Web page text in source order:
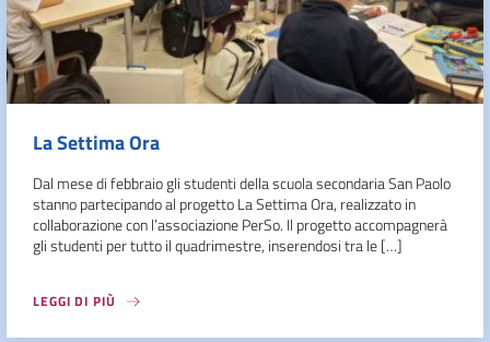
La Settima Ora
Dal mese di febbraio gli studenti della scuola secondaria San Paolo
stanno partecipando al progetto La Settima Ora, realizzato in
collaborazione con l’associazione PerSo. Il progetto accompagnerà
gli studenti per tutto il quadrimestre, inserendosi tra le […]
LEGGI DI PIÙ